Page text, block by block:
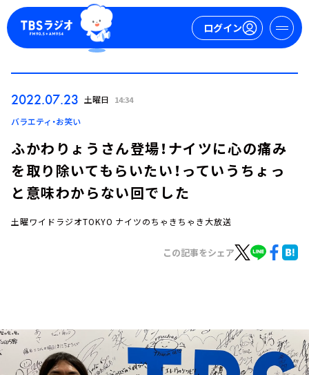
ログイン
ログイン
イベント・グッズ
YouTube
会社情報
2022.07.23 土曜日 14:34
バラエティ・お笑い
ふかわりょうさん登場！ナイツに心の痛み
を取り除いてもらいたい！っていうちょっ
と意味わからない回でした
土曜ワイドラジオTOKYO ナイツのちゃきちゃき大放送
この記事をシェア